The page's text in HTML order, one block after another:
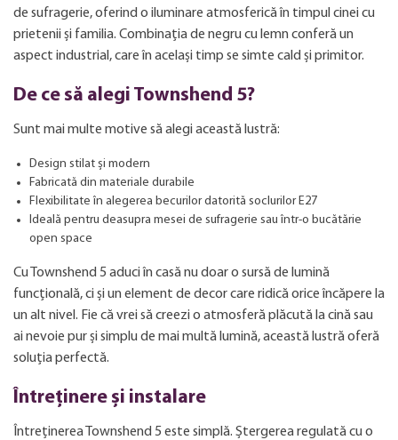
de sufragerie, oferind o iluminare atmosferică în timpul cinei cu
prietenii și familia. Combinația de negru cu lemn conferă un
aspect industrial, care în același timp se simte cald și primitor.
De ce să alegi Townshend 5?
Sunt mai multe motive să alegi această lustră:
Design stilat și modern
Fabricată din materiale durabile
Flexibilitate în alegerea becurilor datorită soclurilor E27
Ideală pentru deasupra mesei de sufragerie sau într-o bucătărie
open space
Cu Townshend 5 aduci în casă nu doar o sursă de lumină
funcțională, ci și un element de decor care ridică orice încăpere la
un alt nivel. Fie că vrei să creezi o atmosferă plăcută la cină sau
ai nevoie pur și simplu de mai multă lumină, această lustră oferă
soluția perfectă.
Întreținere și instalare
Întreținerea Townshend 5 este simplă. Ștergerea regulată cu o